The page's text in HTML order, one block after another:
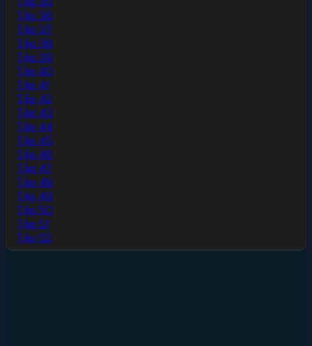
Tập 36
Tập 37
Tập 38
Tập 39
Tập 40
Tập 41
Tập 42
Tập 43
Tập 44
Tập 45
Tập 46
Tập 47
Tập 48
Tập 49
Tập 50
Tập 51
Tập 52